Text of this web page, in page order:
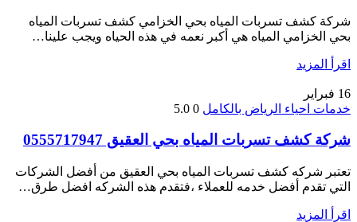
شركة كشف تسربات المياه بحي الخزامي كشف تسربات المياه
بحي الخزامي المياه هي أكبر نعمه في هذه الحياه ويجب علينا…
اقرأ المزيد
16 فبراير
خدمات احياء الرياض بالكامل 0
5.0
شركة كشف تسربات المياه بحي العقيق 0555717947
تعتبر شركه كشف تسربات المياه بحي العقيق من أفضل الشركات
التي تقدم أفضل خدمه للعملاء ،فتقدم هذه الشركه افضل طرق…
اقرأ المزيد